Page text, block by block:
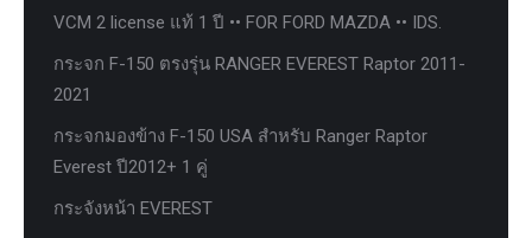
VCM 2 license แท้ 1 ปี •• FOR FORD MAZDA •• IDS.
กระจก F-150 ตรงรุ่น RANGER EVEREST Raptor 2011-
2021
กระจกมองข้าง F-150 USA สำหรับ Ranger Raptor
Everest ปี2012+ 1 คู่
กระจังหน้า EVEREST